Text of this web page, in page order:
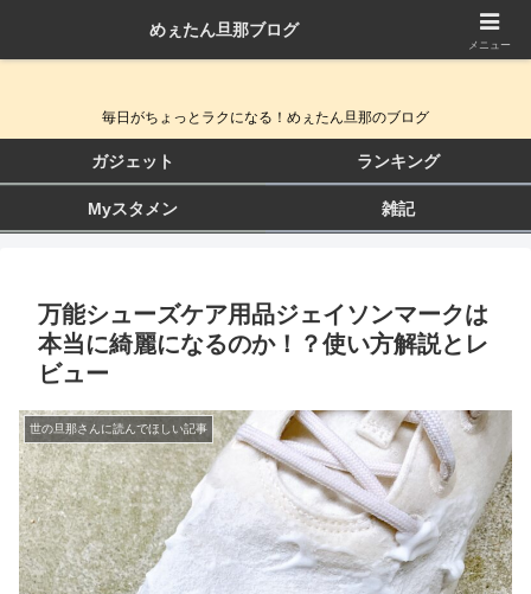
QOL向上ガジェット＆生活改善ブログ
毎日がちょっとラクになる！めぇたん旦那のブログ
ガジェット ランキング
Myスタメン 雑記
万能シューズケア用品ジェイソンマークは
本当に綺麗になるのか！？使い方解説とレ
ビュー
世の旦那さんに読んでほしい記事
めぇたん旦那ブログ
メニュー